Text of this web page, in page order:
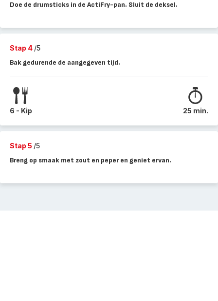
Doe de drumsticks in de ActiFry-pan. Sluit de deksel.
Stap 4 /5
Bak gedurende de aangegeven tijd.
6 - Kip 25 min.
Stap 5 /5
Breng op smaak met zout en peper en geniet ervan.